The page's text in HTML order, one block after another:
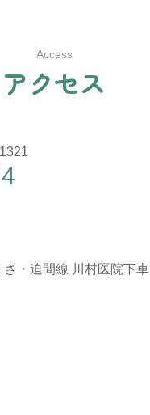
Access
アクセス
・迫間線 川村医院下車